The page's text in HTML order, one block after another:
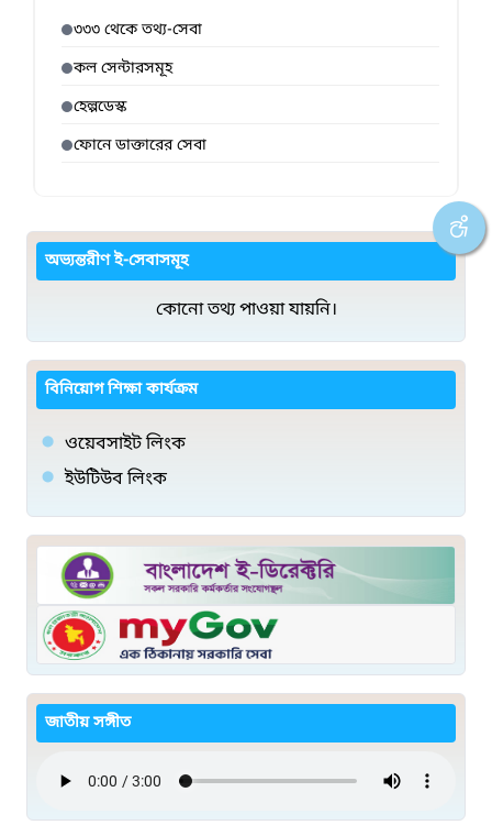
৩৩৩ থেকে তথ্য-সেবা
কল সেন্টারসমূহ
হেল্পডেস্ক
ফোনে ডাক্তারের সেবা
অভ্যন্তরীণ ই-সেবাসমূহ
কোনো তথ্য পাওয়া যায়নি।
বিনিয়োগ শিক্ষা কার্যক্রম
ওয়েবসাইট লিংক
ইউটিউব লিংক
জাতীয় সঙ্গীত